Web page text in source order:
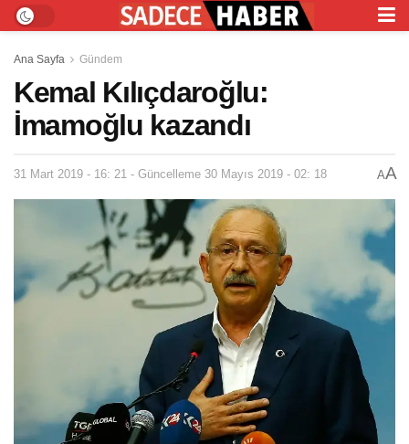
Ana Sayfa Gündem
Kemal Kılıçdaroğlu:
İmamoğlu kazandı
31 Mart 2019 - 16: 21 - Güncelleme 30 Mayıs 2019 - 02: 18 AA